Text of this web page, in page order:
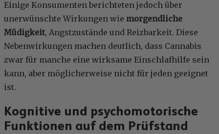
Einige Konsumenten berichteten jedoch über
unerwünschte Wirkungen wie morgendliche
Müdigkeit, Angstzustände und Reizbarkeit. Diese
Nebenwirkungen machen deutlich, dass Cannabis
zwar für manche eine wirksame Einschlafhilfe sein
kann, aber möglicherweise nicht für jeden geeignet
ist.
Kognitive und psychomotorische
Funktionen auf dem Prüfstand